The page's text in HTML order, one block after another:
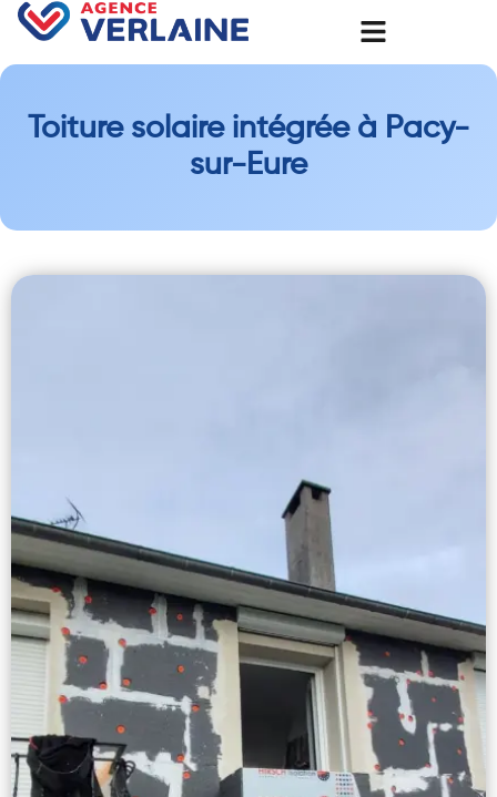
Toiture solaire intégrée à Pacy-
sur-Eure